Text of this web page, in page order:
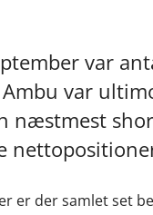
var
var
næstmest
er der samlet set